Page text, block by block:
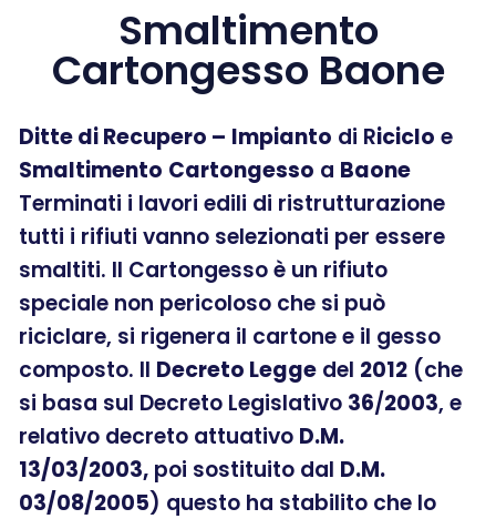
Smaltimento
Cartongesso Baone
Ditte di Recupero – Impianto di Riciclo e
Smaltimento Cartongesso a Baone
Terminati i lavori edili di ristrutturazione
tutti i rifiuti vanno selezionati per essere
smaltiti. Il Cartongesso è un rifiuto
speciale non pericoloso che si può
riciclare, si rigenera il cartone e il gesso
composto. Il Decreto Legge del 2012 (che
si basa sul Decreto Legislativo 36/2003, e
relativo decreto attuativo D.M.
13/03/2003, poi sostituito dal D.M.
03/08/2005) questo ha stabilito che lo